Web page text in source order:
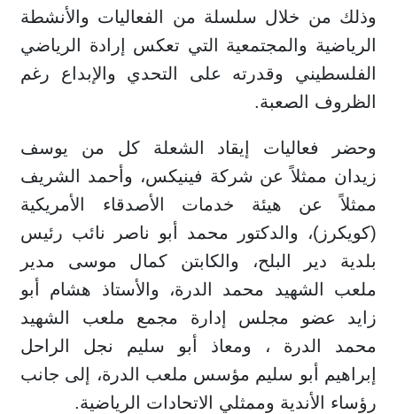
وذلك من خلال سلسلة من الفعاليات والأنشطة
الرياضية والمجتمعية التي تعكس إرادة الرياضي
الفلسطيني وقدرته على التحدي والإبداع رغم
الظروف الصعبة.
وحضر فعاليات إيقاد الشعلة كل من يوسف
زيدان ممثلاً عن شركة فينيكس، وأحمد الشريف
ممثلاً عن هيئة خدمات الأصدقاء الأمريكية
(كويكرز)، والدكتور محمد أبو ناصر نائب رئيس
بلدية دير البلح، والكابتن كمال موسى مدير
ملعب الشهيد محمد الدرة، والأستاذ هشام أبو
زايد عضو مجلس إدارة مجمع ملعب الشهيد
محمد الدرة ، ومعاذ أبو سليم نجل الراحل
إبراهيم أبو سليم مؤسس ملعب الدرة، إلى جانب
رؤساء الأندية وممثلي الاتحادات الرياضية.